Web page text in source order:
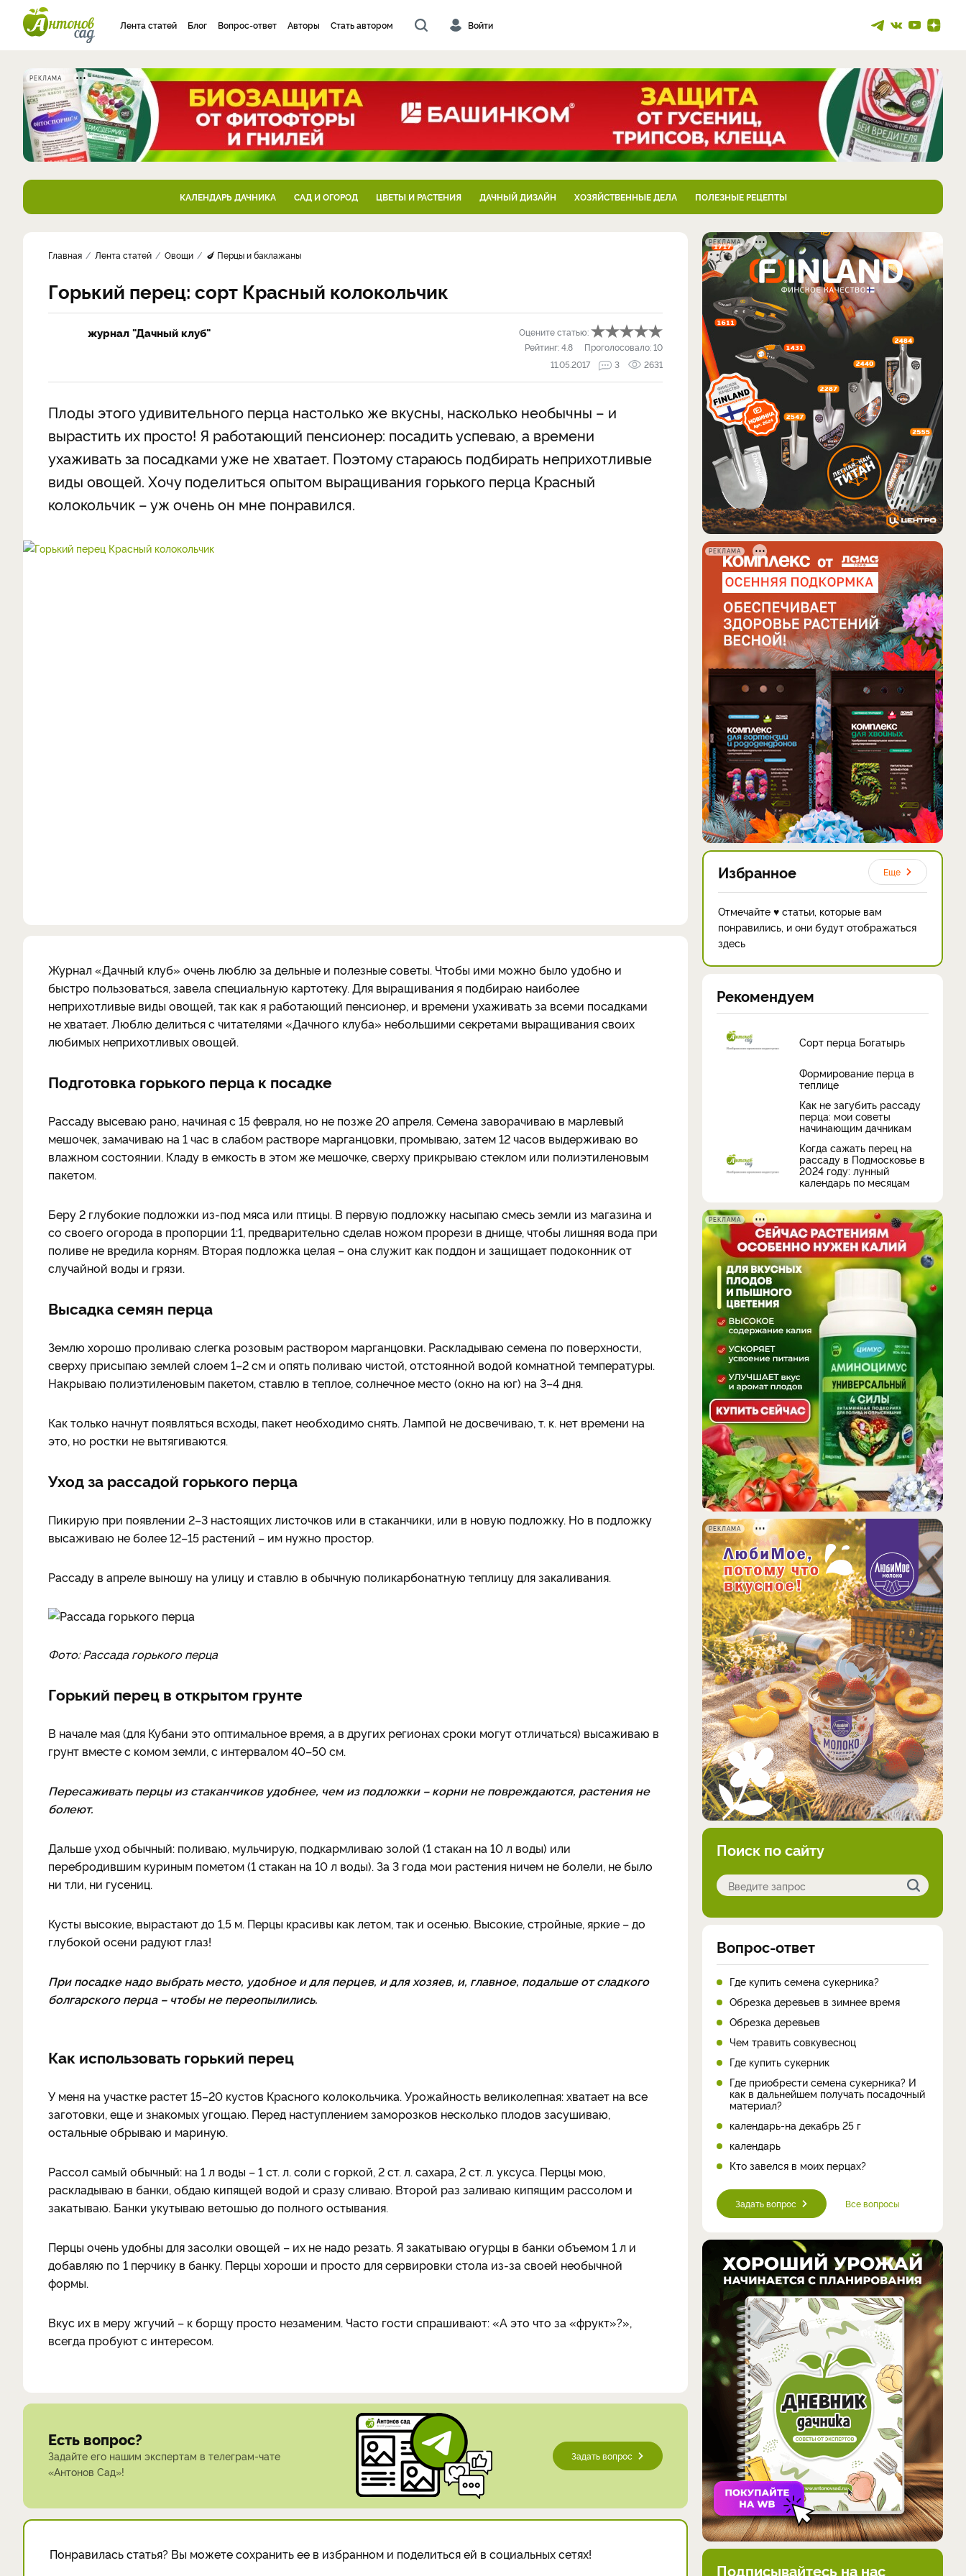
Лента статей Блог Вопрос-ответ Авторы Стать автором Войти
РЕКЛАМА
КАЛЕНДАРЬ ДАЧНИКА САД И ОГОРОД ЦВЕТЫ И РАСТЕНИЯ ДАЧНЫЙ ДИЗАЙН ХОЗЯЙСТВЕННЫЕ ДЕЛА ПОЛЕЗНЫЕ РЕЦЕПТЫ
Главная Лента статей Овощи 🍆 Перцы и баклажаны
Горький перец: сорт Красный колокольчик
журнал "Дачный клуб"
Оцените статью:
Рейтинг:4.8 Проголосовало:10
11.05.2017
3 2631
Плоды этого удивительного перца настолько же вкусны, насколько необычны – и
вырастить их просто! Я работающий пенсионер: посадить успеваю, а времени
ухаживать за посадками уже не хватает. Поэтому стараюсь подбирать неприхотливые
виды овощей. Хочу поделиться опытом выращивания горького перца Красный
колокольчик – уж очень он мне понравился.
Журнал «Дачный клуб» очень люблю за дельные и полезные советы. Чтобы ими можно было удобно и
быстро пользоваться, завела специальную картотеку. Для выращивания я подбираю наиболее
неприхотливые виды овощей, так как я работающий пенсионер, и времени ухаживать за всеми посадками
не хватает. Люблю делиться с читателями «Дачного клуба» небольшими секретами выращивания своих
любимых неприхотливых овощей.
Подготовка горького перца к посадке
Рассаду высеваю рано, начиная с 15 февраля, но не позже 20 апреля. Семена заворачиваю в марлевый
мешочек, замачиваю на 1 час в слабом растворе марганцовки, промываю, затем 12 часов выдерживаю во
влажном состоянии. Кладу в емкость в этом же мешочке, сверху прикрываю стеклом или полиэтиленовым
пакетом.
Беру 2 глубокие подложки из-под мяса или птицы. В первую подложку насыпаю смесь земли из магазина и
со своего огорода в пропорции 1:1, предварительно сделав ножом прорези в днище, чтобы лишняя вода при
поливе не вредила корням. Вторая подложка целая – она служит как поддон и защищает подоконник от
случайной воды и грязи.
Высадка семян перца
Землю хорошо проливаю слегка розовым раствором марганцовки. Раскладываю семена по поверхности,
сверху присыпаю землей слоем 1–2 см и опять поливаю чистой, отстоянной водой комнатной температуры.
Накрываю полиэтиленовым пакетом, ставлю в теплое, солнечное место (окно на юг) на 3–4 дня.
Как только начнут появляться всходы, пакет необходимо снять. Лампой не досвечиваю, т. к. нет времени на
это, но ростки не вытягиваются.
Уход за рассадой горького перца
Пикирую при появлении 2–3 настоящих листочков или в стаканчики, или в новую подложку. Но в подложку
высаживаю не более 12–15 растений – им нужно простор.
Рассаду в апреле выношу на улицу и ставлю в обычную поликарбонатную теплицу для закаливания.
Фото: Рассада горького перца
Горький перец в открытом грунте
В начале мая (для Кубани это оптимальное время, а в других регионах сроки могут отличаться) высаживаю в
грунт вместе с комом земли, с интервалом 40–50 см.
Пересаживать перцы из стаканчиков удобнее, чем из подложки – корни не повреждаются, растения не
болеют.
Дальше уход обычный: поливаю, мульчирую, подкармливаю золой (1 стакан на 10 л воды) или
перебродившим куриным пометом (1 стакан на 10 л воды). За 3 года мои растения ничем не болели, не было
ни тли, ни гусениц.
Кусты высокие, вырастают до 1,5 м. Перцы красивы как летом, так и осенью. Высокие, стройные, яркие – до
глубокой осени радуют глаз!
При посадке надо выбрать место, удобное и для перцев, и для хозяев, и, главное, подальше от сладкого
болгарского перца – чтобы не переопылились.
Как использовать горький перец
У меня на участке растет 15–20 кустов Красного колокольчика. Урожайность великолепная: хватает на все
заготовки, еще и знакомых угощаю. Перед наступлением заморозков несколько плодов засушиваю,
остальные обрываю и мариную.
Рассол самый обычный: на 1 л воды – 1 ст. л. соли с горкой, 2 ст. л. сахара, 2 ст. л. уксуса. Перцы мою,
раскладываю в банки, обдаю кипящей водой и сразу сливаю. Второй раз заливаю кипящим рассолом и
закатываю. Банки укутываю ветошью до полного остывания.
Перцы очень удобны для засолки овощей – их не надо резать. Я закатываю огурцы в банки объемом 1 л и
добавляю по 1 перчику в банку. Перцы хороши и просто для сервировки стола из-за своей необычной
формы.
Вкус их в меру жгучий – к борщу просто незаменим. Часто гости спрашивают: «А это что за «фрукт»?»,
всегда пробуют с интересом.
Есть вопрос?
Задайте его нашим экспертам в телеграм-чате
«Антонов Сад»!
Задать вопрос
Понравилась статья? Вы можете сохранить ее в избранном и поделиться ей в социальных сетях!
РЕКЛАМА
РЕКЛАМА
Избранное Еще
Отмечайте ♥ статьи, которые вам
понравились, и они будут отображаться
здесь
Рекомендуем
Сорт перца Богатырь
Формирование перца в
теплице
Как не загубить рассаду
перца: мои советы
начинающим дачникам
Когда сажать перец на
рассаду в Подмосковье в
2024 году: лунный
календарь по месяцам
РЕКЛАМА
РЕКЛАМА
Поиск по сайту
Вопрос-ответ
Где купить семена сукерника?
Обрезка деревьев в зимнее время
Обрезка деревьев
Чем травить совкувесноц
Где купить сукерник
Где приобрести семена сукерника? И
как в дальнейшем получать посадочный
материал?
календарь-на декабрь 25 г
календарь
Кто завелся в моих перцах?
Задать вопрос Все вопросы
Подписывайтесь на нас